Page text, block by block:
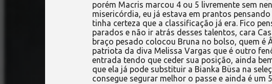
porém Macris marcou 4 ou 5 livremente sem
misericórdia, eu já estava em prantos
tinha certeza que a classificação já era. Fico
parados e não ir atrás desses talentos, cara
braço pesado colocou Bruna no bolso, quem é
patriota da diva Melissa Vargas que é outro
entrada tendo que ceder sua posição, ainda
que ela já pode substituir a Bianka Büsa na
consegue segurar melhor o passe e ainda é um